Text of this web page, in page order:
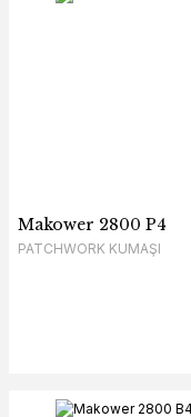
Makower 2800 P4
PATCHWORK KUMAŞI